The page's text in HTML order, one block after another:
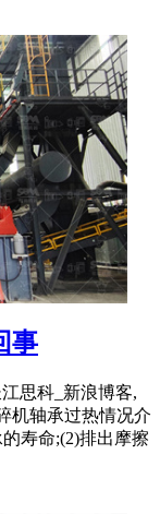
事
思科_新浪博客,
机轴承过热情况介
寿命;(2)排出摩擦